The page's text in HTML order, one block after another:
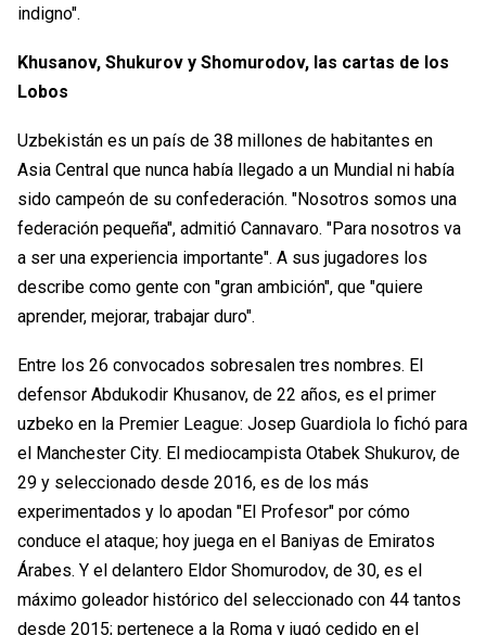
indigno".
Khusanov, Shukurov y Shomurodov, las cartas de los
Lobos
Uzbekistán es un país de 38 millones de habitantes en
Asia Central que nunca había llegado a un Mundial ni había
sido campeón de su confederación. "Nosotros somos una
federación pequeña", admitió Cannavaro. "Para nosotros va
a ser una experiencia importante". A sus jugadores los
describe como gente con "gran ambición", que "quiere
aprender, mejorar, trabajar duro".
Entre los 26 convocados sobresalen tres nombres. El
defensor Abdukodir Khusanov, de 22 años, es el primer
uzbeko en la Premier League: Josep Guardiola lo fichó para
el Manchester City. El mediocampista Otabek Shukurov, de
29 y seleccionado desde 2016, es de los más
experimentados y lo apodan "El Profesor" por cómo
conduce el ataque; hoy juega en el Baniyas de Emiratos
Árabes. Y el delantero Eldor Shomurodov, de 30, es el
máximo goleador histórico del seleccionado con 44 tantos
desde 2015; pertenece a la Roma y jugó cedido en el